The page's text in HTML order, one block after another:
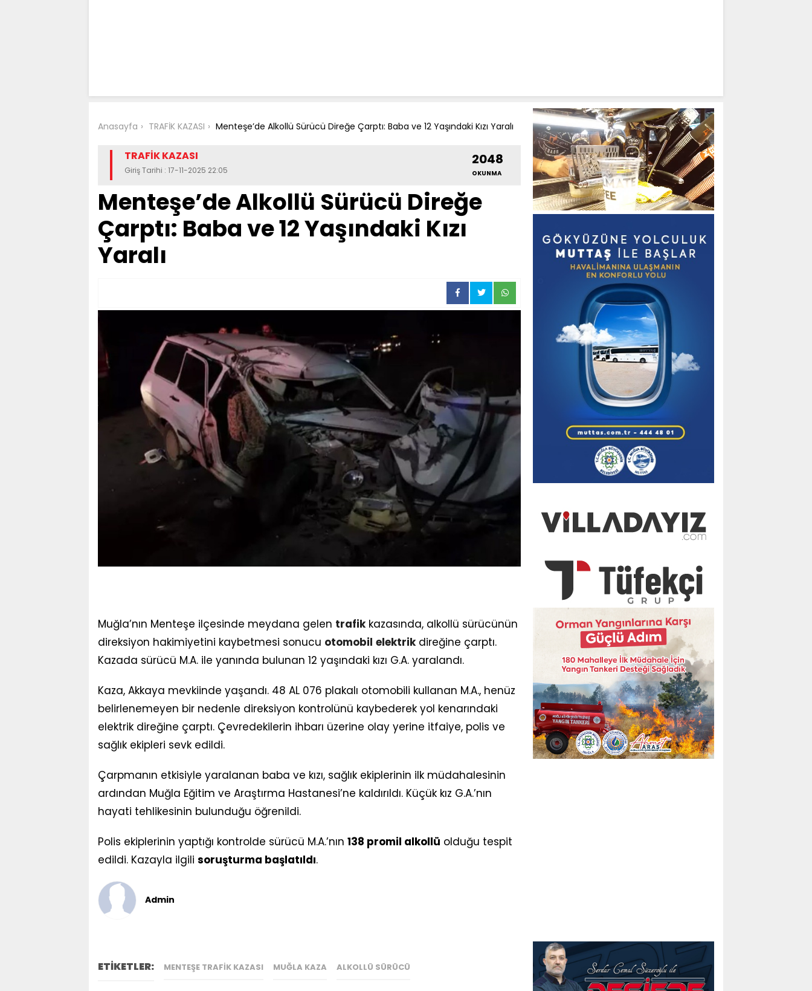
Anasayfa TRAFİK KAZASI Menteşe’de Alkollü Sürücü Direğe Çarptı: Baba ve 12 Yaşındaki Kızı Yaralı
TRAFİK KAZASI
Giriş Tarihi : 17-11-2025 22:05
2048
OKUNMA
Menteşe’de Alkollü Sürücü Direğe
Çarptı: Baba ve 12 Yaşındaki Kızı
Yaralı
Muğla’nın Menteşe ilçesinde meydana gelen trafikkazasında, alkollü sürücünün
direksiyon hakimiyetini kaybetmesi sonucu otomobil elektrikdireğine çarptı.
Kazada sürücü M.A. ile yanında bulunan 12 yaşındaki kızı G.A. yaralandı.
Kaza, Akkaya mevkiinde yaşandı. 48 AL 076 plakalı otomobili kullanan M.A., henüz
belirlenemeyen bir nedenle direksiyon kontrolünü kaybederek yol kenarındaki
elektrik direğine çarptı. Çevredekilerin ihbarı üzerine olay yerine itfaiye, polis ve
sağlık ekipleri sevk edildi.
Çarpmanın etkisiyle yaralanan baba ve kızı, sağlık ekiplerinin ilk müdahalesinin
ardından Muğla Eğitim ve Araştırma Hastanesi’ne kaldırıldı. Küçük kız G.A.’nın
hayati tehlikesinin bulunduğu öğrenildi.
Polis ekiplerinin yaptığı kontrolde sürücü M.A.’nın 138 promil alkollü olduğu tespit
edildi. Kazayla ilgili soruşturma başlatıldı.
Admin
ETİKETLER: MENTEŞE TRAFIK KAZASI MUĞLA KAZA ALKOLLÜ SÜRÜCÜ